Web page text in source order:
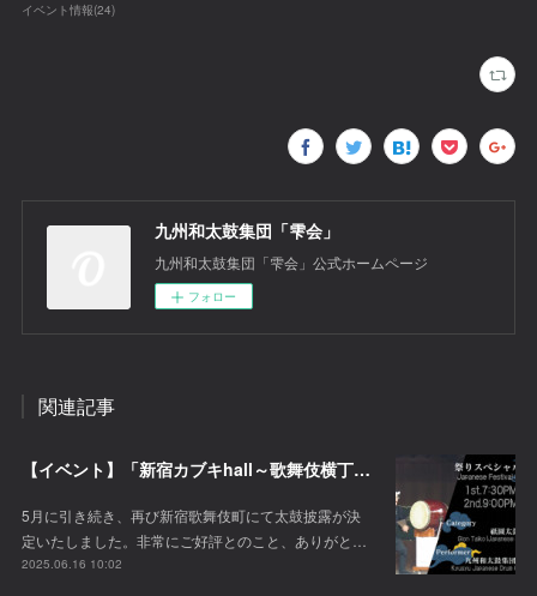
イベント情報(24)
九州和太鼓集団「雫会」
九州和太鼓集団「雫会」公式ホームページ
フォロー
関連記事
【イベント】「新宿カブキhall～歌舞伎横丁」にて太鼓披露が決定！
5月に引き続き、再び新宿歌舞伎町にて太鼓披露が決
定いたしました。非常にご好評とのこと、ありがと…
2025.06.16 10:02